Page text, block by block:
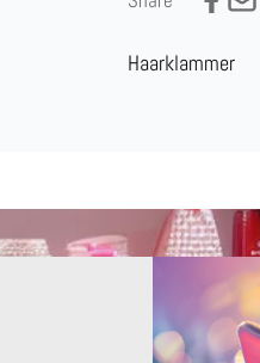
Haarklammer